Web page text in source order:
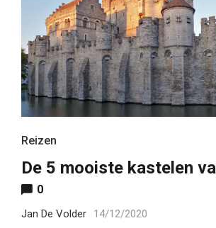
Reizen
De 5 mooiste kastelen
0
Jan De Volder 14/12/2020